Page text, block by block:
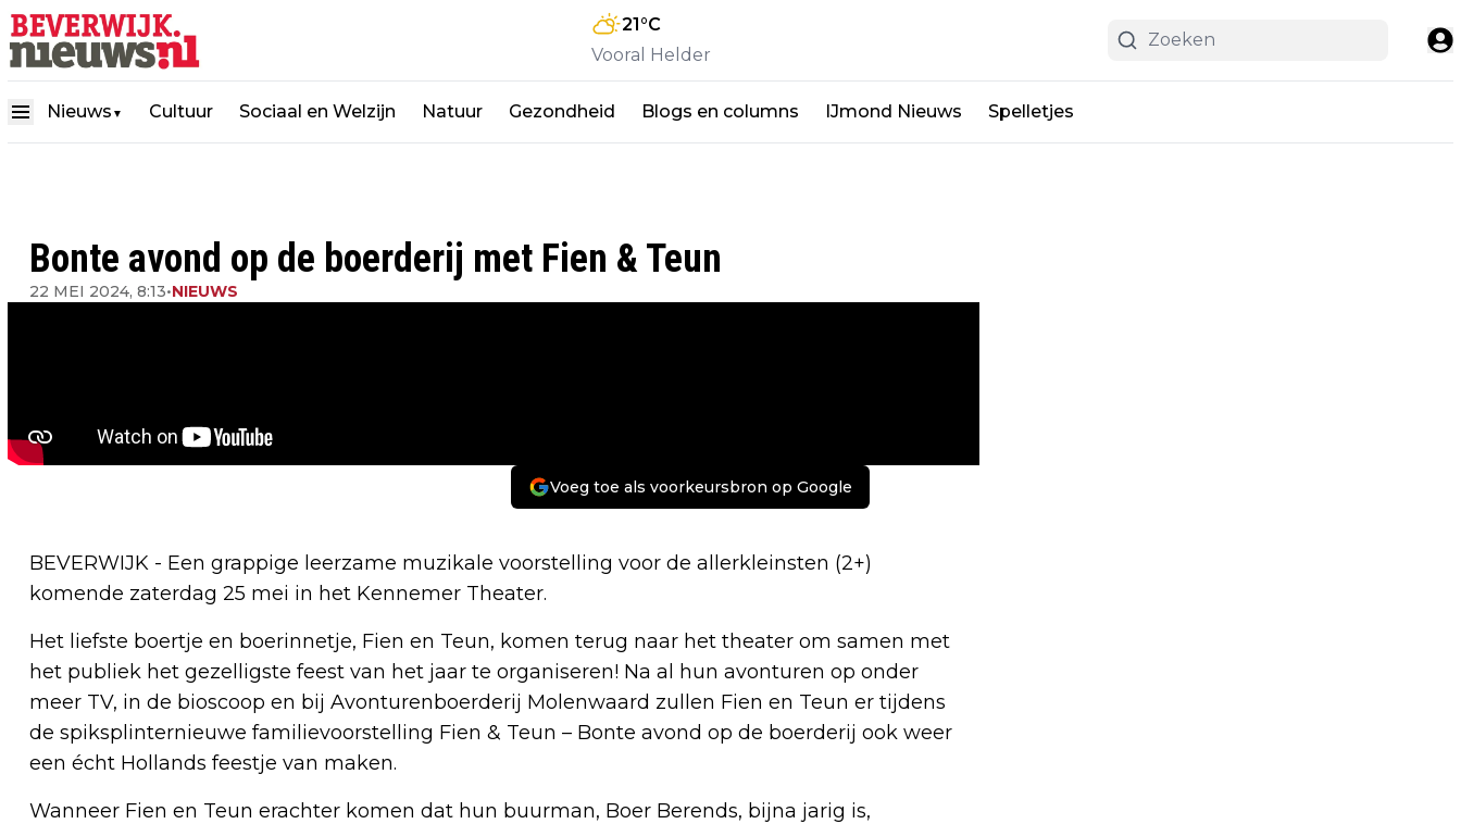
21°C
Vooral Helder
Nieuws ▼ Cultuur Sociaal en Welzijn Natuur Gezondheid Blogs en columns IJmond Nieuws Spelletjes
Bonte avond op de boerderij met Fien & Teun
22 MEI 2024, 8:13•NIEUWS
Voeg toe als voorkeursbron op Google
BEVERWIJK - Een grappige leerzame muzikale voorstelling voor de allerkleinsten (2+)
komende zaterdag 25 mei in het Kennemer Theater.
Het liefste boertje en boerinnetje, Fien en Teun, komen terug naar het theater om samen met
het publiek het gezelligste feest van het jaar te organiseren! Na al hun avonturen op onder
meer TV, in de bioscoop en bij Avonturenboerderij Molenwaard zullen Fien en Teun er tijdens
de spiksplinternieuwe familievoorstelling Fien & Teun – Bonte avond op de boerderij ook weer
een écht Hollands feestje van maken.
Wanneer Fien en Teun erachter komen dat hun buurman, Boer Berends, bijna jarig is,